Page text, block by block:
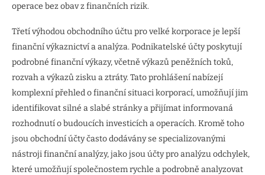
operace bez obav z finančních rizik.
Třetí výhodou obchodního účtu pro velké korporace je lepší
finanční výkaznictví a analýza. Podnikatelské účty poskytují
podrobné finanční výkazy, včetně výkazů peněžních toků,
rozvah a výkazů zisku a ztráty. Tato prohlášení nabízejí
komplexní přehled o finanční situaci korporací, umožňují jim
identifikovat silné a slabé stránky a přijímat informovaná
rozhodnutí o budoucích investicích a operacích. Kromě toho
jsou obchodní účty často dodávány se specializovanými
nástroji finanční analýzy, jako jsou účty pro analýzu odchylek,
které umožňují společnostem rychle a podrobně analyzovat